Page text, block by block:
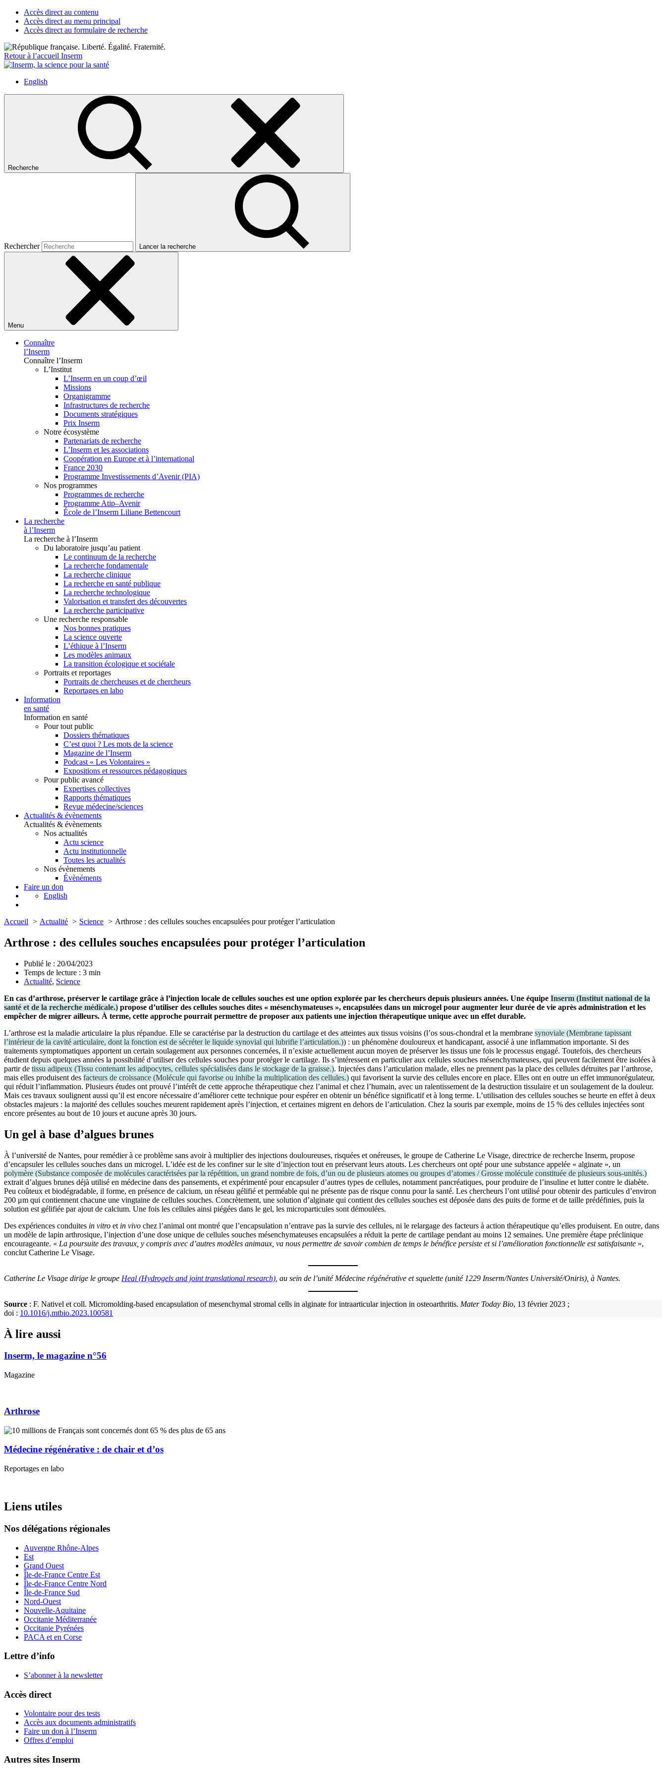
Accès direct au contenu
Accès direct au menu principal
Accès direct au formulaire de recherche
Retour à l’accueil Inserm
English
Recherche
Rechercher Lancer la recherche
Menu
Connaître
l’Inserm
Connaître l’Inserm
L’Institut
L’Inserm en un coup d’œil
Missions
Organigramme
Infrastructures de recherche
Documents stratégiques
Prix Inserm
Notre écosystème
Partenariats de recherche
L’Inserm et les associations
Coopération en Europe et à l’international
France 2030
Programme Investissements d’Avenir (PIA)
Nos programmes
Programmes de recherche
Programme Atip–Avenir
École de l’Inserm Liliane Bettencourt
La recherche
à l’Inserm
La recherche à l’Inserm
Du laboratoire jusqu’au patient
Le continuum de la recherche
La recherche fondamentale
La recherche clinique
La recherche en santé publique
La recherche technologique
Valorisation et transfert des découvertes
La recherche participative
Une recherche responsable
Nos bonnes pratiques
La science ouverte
L’éthique à l’Inserm
Les modèles animaux
La transition écologique et sociétale
Portraits et reportages
Portraits de chercheuses et de chercheurs
Reportages en labo
Information
en santé
Information en santé
Pour tout public
Dossiers thématiques
C’est quoi ? Les mots de la science
Magazine de l’Inserm
Podcast « Les Volontaires »
Expositions et ressources pédagogiques
Pour public avancé
Expertises collectives
Rapports thématiques
Revue médecine/sciences
Actualités & évènements
Actualités & évènements
Nos actualités
Actu science
Actu institutionnelle
Toutes les actualités
Nos évènements
Évènéments
Faire un don
English
Accueil Actualité Science Arthrose : des cellules souches encapsulées pour protéger l’articulation
Arthrose : des cellules souches encapsulées pour protéger l’articulation
Publié le : 20/04/2023
Temps de lecture : 3 min
Actualité, Science
En cas d’arthrose, préserver le cartilage grâce à l’injection locale de cellules souches est une option explorée par les chercheurs depuis plusieurs années. Une équipe Inserm (Institut national de la
santé et de la recherche médicale.) propose d’utiliser des cellules souches dites « mésenchymateuses », encapsulées dans un microgel pour augmenter leur durée de vie après administration et les
empêcher de migrer ailleurs. À terme, cette approche pourrait permettre de proposer aux patients une injection thérapeutique unique avec un effet durable.
L’arthrose est la maladie articulaire la plus répandue. Elle se caractérise par la destruction du cartilage et des atteintes aux tissus voisins (l’os sous-chondral et la membrane synoviale (Membrane tapissant
l’intérieur de la cavité articulaire, dont la fonction est de sécréter le liquide synovial qui lubrifie l’articulation.)) : un phénomène douloureux et handicapant, associé à une inflammation importante. Si des
traitements symptomatiques apportent un certain soulagement aux personnes concernées, il n’existe actuellement aucun moyen de préserver les tissus une fois le processus engagé. Toutefois, des chercheurs
étudient depuis quelques années la possibilité d’utiliser des cellules souches pour protéger le cartilage. Ils s’intéressent en particulier aux cellules souches mésenchymateuses, qui peuvent facilement être isolées à
partir de tissu adipeux (Tissu contenant les adipocytes, cellules spécialisées dans le stockage de la graisse.). Injectées dans l’articulation malade, elles ne prennent pas la place des cellules détruites par l’arthrose,
mais elles produisent des facteurs de croissance (Molécule qui favorise ou inhibe la multiplication des cellules.) qui favorisent la survie des cellules encore en place. Elles ont en outre un effet immunorégulateur,
qui réduit l’inflammation. Plusieurs études ont prouvé l’intérêt de cette approche thérapeutique chez l’animal et chez l’humain, avec un ralentissement de la destruction tissulaire et un soulagement de la douleur.
Mais ces travaux soulignent aussi qu’il est encore nécessaire d’améliorer cette technique pour espérer en obtenir un bénéfice significatif et à long terme. L’utilisation des cellules souches se heurte en effet à deux
obstacles majeurs : la majorité des cellules souches meurent rapidement après l’injection, et certaines migrent en dehors de l’articulation. Chez la souris par exemple, moins de 15 % des cellules injectées sont
encore présentes au bout de 10 jours et aucune après 30 jours.
Un gel à base d’algues brunes
À l’université de Nantes, pour remédier à ce problème sans avoir à multiplier des injections douloureuses, risquées et onéreuses, le groupe de Catherine Le Visage, directrice de recherche Inserm, propose
d’encapsuler les cellules souches dans un microgel. L’idée est de les confiner sur le site d’injection tout en préservant leurs atouts. Les chercheurs ont opté pour une substance appelée « alginate », un
polymère (Substance composée de molécules caractérisées par la répétition, un grand nombre de fois, d’un ou de plusieurs atomes ou groupes d’atomes / Grosse molécule constituée de plusieurs sous-unités.)
extrait d’algues brunes déjà utilisé en médecine dans des pansements, et expérimenté pour encapsuler d’autres types de cellules, notamment pancréatiques, pour produire de l’insuline et lutter contre le diabète.
Peu coûteux et biodégradable, il forme, en présence de calcium, un réseau gélifié et perméable qui ne présente pas de risque connu pour la santé. Les chercheurs l’ont utilisé pour obtenir des particules d’environ
200 μm qui contiennent chacune une vingtaine de cellules souches. Concrètement, une solution d’alginate qui contient des cellules souches est déposée dans des puits de forme et de taille prédéfinies, puis la
solution est gélifiée par ajout de calcium. Une fois les cellules ainsi piégées dans le gel, les microparticules sont démoulées.
Des expériences conduites in vitro et in vivo chez l’animal ont montré que l’encapsulation n’entrave pas la survie des cellules, ni le relargage des facteurs à action thérapeutique qu’elles produisent. En outre, dans
un modèle de lapin arthrosique, l’injection d’une dose unique de cellules souches mésenchymateuses encapsulées a réduit la perte de cartilage pendant au moins 12 semaines. Une première étape préclinique
encourageante. « La poursuite des travaux, y compris avec d’autres modèles animaux, va nous permettre de savoir combien de temps le bénéfice persiste et si l’amélioration fonctionnelle est satisfaisante »,
conclut Catherine Le Visage.
Catherine Le Visage dirige le groupe Heal (Hydrogels and joint translational research) , au sein de l’unité Médecine régénérative et squelette (unité 1229 Inserm/Nantes Université/Oniris), à Nantes.
Source : F. Nativel et coll. Micromolding-based encapsulation of mesenchymal stromal cells in alginate for intraarticular injection in osteoarthritis. Mater Today Bio, 13 février 2023 ;
doi : 10.1016/j.mtbio.2023.100581
À lire aussi
Inserm, le magazine n°56
Magazine
Arthrose
Médecine régénérative : de chair et d’os
Reportages en labo
Liens utiles
Nos délégations régionales
Auvergne Rhône-Alpes
Est
Grand Ouest
Île-de-France Centre Est
Île-de-France Centre Nord
Île-de-France Sud
Nord-Ouest
Nouvelle-Aquitaine
Occitanie Méditerranée
Occitanie Pyrénées
PACA et en Corse
Lettre d’info
S’abonner à la newsletter
Accès direct
Volontaire pour des tests
Accès aux documents administratifs
Faire un don à l’Inserm
Offres d’emploi
Autres sites Inserm